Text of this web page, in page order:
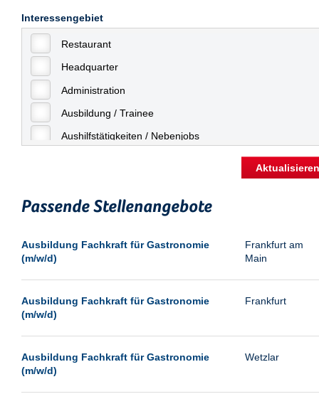
Essen
Frankfurt
Frankfurt am Main
Freiburg
Fulda
Göppingen
Hamburg
Heilbronn
Kassel
Laatzen
Interessengebiet
Restaurant
Headquarter
Administration
Ausbildung / Trainee
Aushilfstätigkeiten / Nebenjobs
Sonstiges
Passende Stellenangebote
Ausbildung Fachkraft für Gastronomie
(m/w/d)
Frankfurt am
Main
Ausbildung Fachkraft für Gastronomie
(m/w/d)
Frankfurt
Ausbildung Fachkraft für Gastronomie
(m/w/d)
Wetzlar